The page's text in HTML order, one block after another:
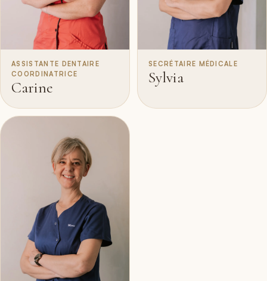
ASSISTANTE DENTAIRE
COORDINATRICE
Carine
SECRÉTAIRE MÉDICALE
Sylvia